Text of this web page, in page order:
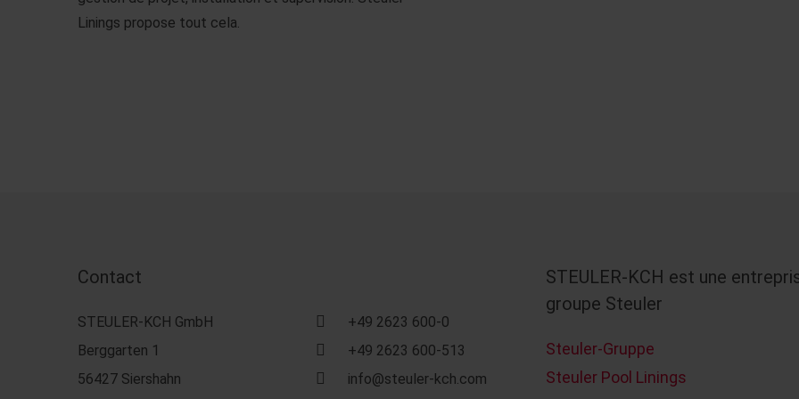
Linings propose tout cela.
Contact
STEULER-KCH GmbH
Berggarten 1
56427 Siershahn
+49 2623 600-0
+49 2623 600-513
info@steuler-kch.com
STEULER-KCH est une
groupe Steuler
Steuler-Gruppe
Steuler Pool Linings